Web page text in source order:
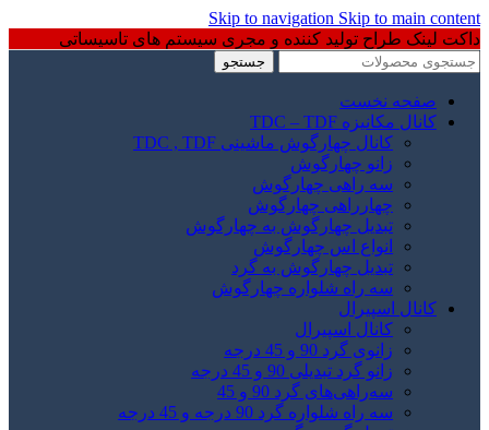
Skip to navigation Skip to main content
داکت لینک طراح تولید کننده و مجری سیستم های تاسیساتی
جستجو
صفحه نخست
کانال مکانیزه TDC – TDF
کانال چهارگوش ماشینی TDC , TDF
زانو چهارگوش
سه راهی چهارگوش
چهارراهی چهارگوش
تبدیل چهارگوش به چهارگوش
انواع اس چهارگوش
تبدیل چهارگوش به گرد
سه راه شلواره چهارگوش
کانال اسپیرال
کانال اسپیرال
زانوی گرد 90 و 45 درجه
زانو گرد تبدیلی 90 و 45 درجه
سه‌راهی‌های گرد 90 و 45
سه راه شلواره گرد 90 درجه و 45 درجه